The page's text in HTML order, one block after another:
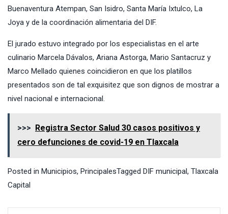
Buenaventura Atempan, San Isidro, Santa María Ixtulco, La
Joya y de la coordinación alimentaria del DIF.
El jurado estuvo integrado por los especialistas en el arte
culinario Marcela Dávalos, Ariana Astorga, Mario Santacruz y
Marco Mellado quienes coincidieron en que los platillos
presentados son de tal exquisitez que son dignos de mostrar a
nivel nacional e internacional.
>>> Registra Sector Salud 30 casos positivos y
cero defunciones de covid-19 en Tlaxcala
Posted in Municipios, PrincipalesTagged DIF municipal, Tlaxcala
Capital